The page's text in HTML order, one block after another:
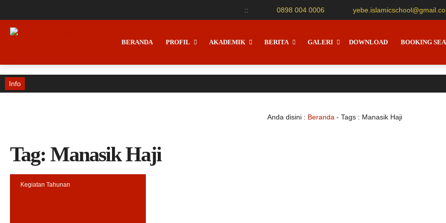
:: 0898 004 0006
BERANDA PROFIL AKADEMIK BERITA GALERI DOWNLOAD BOOKING
Info
Anda disini : Beranda - Tags : Manasik Haji
Tag: Manasik Haji
Kegiatan Tahunan